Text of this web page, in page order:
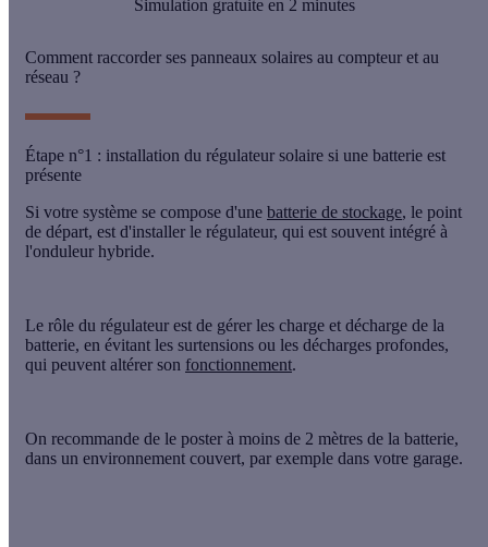
Simulation gratuite en 2 minutes
Comment raccorder ses panneaux solaires au compteur et au
réseau ?
Étape n°1 : installation du régulateur solaire si une batterie est
présente
Si votre système se compose d'une batterie de stockage, le point
de départ, est d'installer le régulateur, qui est souvent intégré à
l'onduleur hybride.
Le rôle du régulateur est de gérer les charge et décharge de la
batterie, en évitant les surtensions ou les décharges profondes,
qui peuvent altérer son fonctionnement.
On recommande de le poster à moins de 2 mètres de la batterie,
dans un environnement couvert, par exemple dans votre garage.